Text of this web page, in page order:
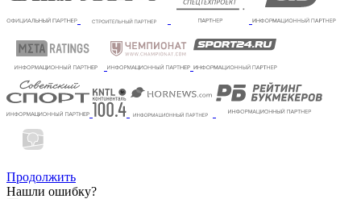
Продолжить
Нашли ошибку?